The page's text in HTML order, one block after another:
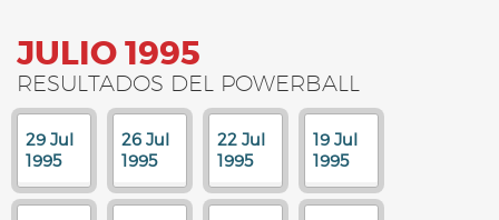
JULIO 1995
RESULTADOS DEL POWERBALL
29 Jul
1995
26 Jul
1995
22 Jul
1995
19 Jul
1995